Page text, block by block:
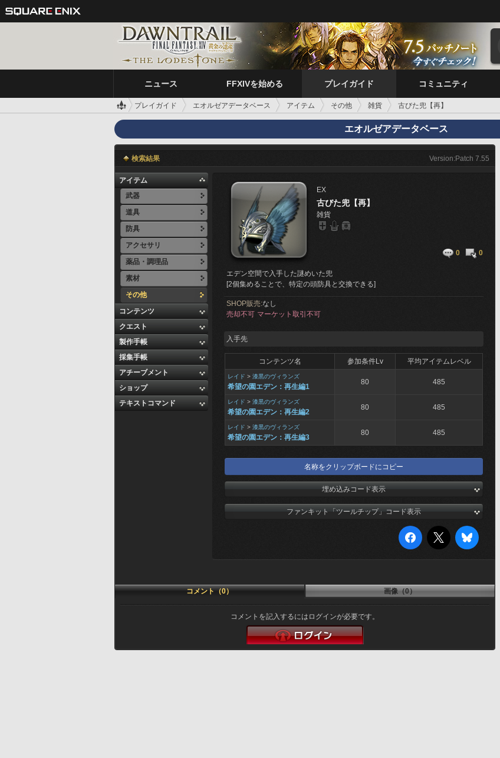
ニュース FFXIVを始める プレイガイド コミュニティ
プレイガイド エオルゼアデータベース アイテム その他 雑貨 古びた兜【再】
エオルゼアデータベース
検索結果 Version:Patch 7.55
アイテム
武器
道具
防具
アクセサリ
薬品・調理品
素材
その他
コンテンツ
クエスト
製作手帳
採集手帳
アチーブメント
ショップ
テキストコマンド
EX
古びた兜【再】
雑貨
0 0
エデン空間で入手した謎めいた兜
[2個集めることで、特定の頭防具と交換できる]
SHOP販売:なし
売却不可 マーケット取引不可
入手先
コンテンツ名 参加条件Lv 平均アイテムレベル
レイド > 漆黒のヴィランズ
希望の園エデン：再生編1
80 485
レイド > 漆黒のヴィランズ
希望の園エデン：再生編2
80 485
レイド > 漆黒のヴィランズ
希望の園エデン：再生編3
80 485
名称をクリップボードにコピー
埋め込みコード表示
ファンキット「ツールチップ」コード表示
コメント（0） 画像（0）
コメントを記入するにはログインが必要です。